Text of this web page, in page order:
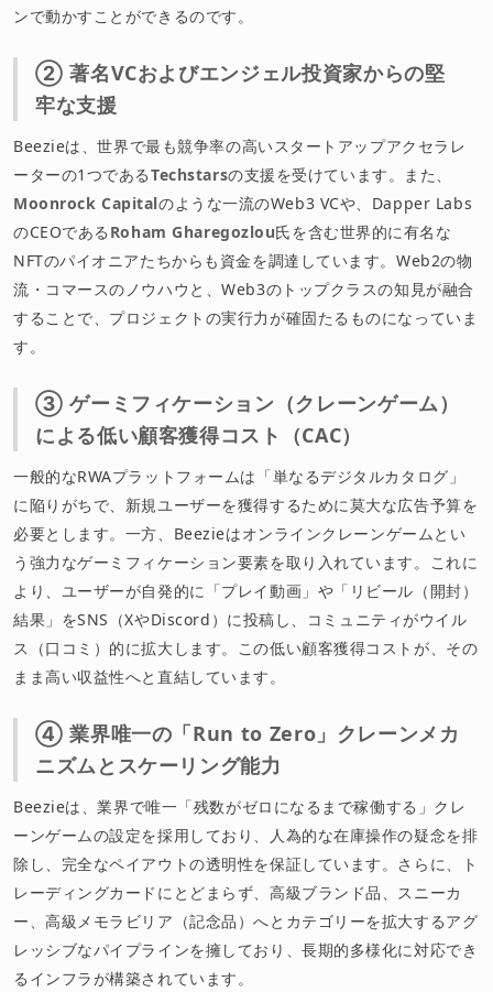
ンで動かすことができるのです。
② 著名VCおよびエンジェル投資家からの堅
牢な支援
Beezieは、世界で最も競争率の高いスタートアップアクセラレ
ーターの1つであるTechstarsの支援を受けています。また、
Moonrock Capitalのような一流のWeb3 VCや、Dapper Labs
のCEOである Roham Gharegozlou氏を含む世界的に有名な
NFTのパイオニアたちからも資金を調達しています。Web2の物
流・コマースのノウハウと、Web3のトップクラスの知見が融合
することで、プロジェクトの実行力が確固たるものになっていま
す。
③ ゲーミフィケーション（クレーンゲーム）
による低い顧客獲得コスト（CAC）
一般的なRWAプラットフォームは「単なるデジタルカタログ」
に陥りがちで、新規ユーザーを獲得するために莫大な広告予算を
必要とします。一方、Beezieはオンラインクレーンゲームとい
う強力なゲーミフィケーション要素を取り入れています。これに
より、ユーザーが自発的に「プレイ動画」や「リビール（開封）
結果」をSNS（XやDiscord）に投稿し、コミュニティがウイル
ス（口コミ）的に拡大します。この低い顧客獲得コストが、その
まま高い収益性へと直結しています。
④ 業界唯一の「Run to Zero」クレーンメカ
ニズムとスケーリング能力
Beezieは、業界で唯一「残数がゼロになるまで稼働する」クレ
ーンゲームの設定を採用しており、人為的な在庫操作の疑念を排
除し、完全なペイアウトの透明性を保証しています。さらに、ト
レーディングカードにとどまらず、高級ブランド品、スニーカ
ー、高級メモラビリア（記念品）へとカテゴリーを拡大するアグ
レッシブなパイプラインを擁しており、長期的多様化に対応でき
るインフラが構築されています。